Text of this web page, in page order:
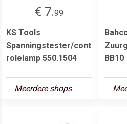
€ 7.99
KS Tools
Spanningstester/cont
rolelamp 550.1504
Meerdere shops
BB10